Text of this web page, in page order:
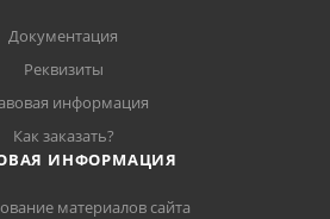
Документация
Реквизиты
информация
Как заказать?
ИНФОРМАЦИЯ
материалов сайта